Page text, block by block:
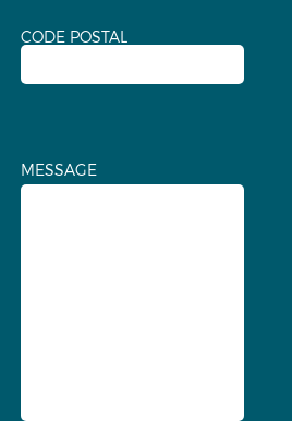
CODE POSTAL
MESSAGE